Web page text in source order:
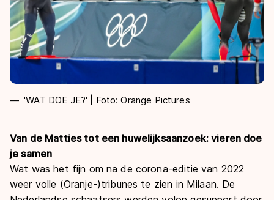
'WAT DOE JE?' | Foto: Orange Pictures
Van de Matties tot een huwelijksaanzoek: vieren doe
je samen
Wat was het fijn om na de corona-editie van 2022
weer volle (Oranje-)tribunes te zien in Milaan. De